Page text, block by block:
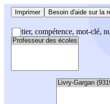
Imprimer Besoin d'aide sur la
Métier, compétence, mot-clé,